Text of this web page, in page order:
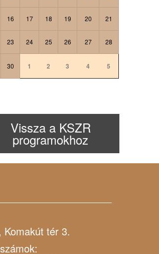
16 17 18 19 20 21
23 24 25 26 27 28
30 1 2 3 4 5
Vissza a KSZR
programokhoz
Komakút tér 3.